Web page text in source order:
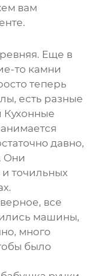
вам
Еще в
то камни
теперь
есть разные
давно,
Они
точильных
.
все
машины,
много
было